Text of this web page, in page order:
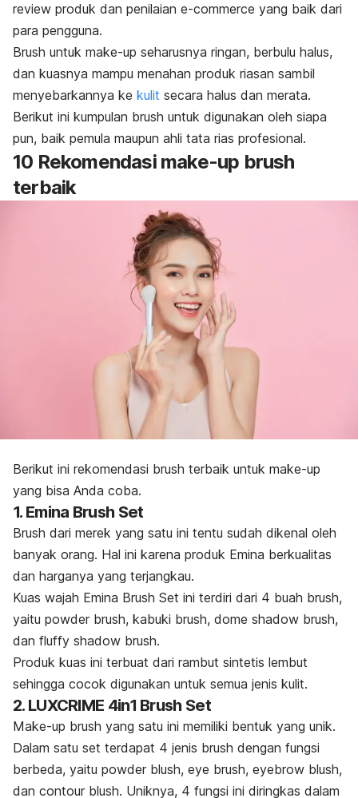
review produk dan penilaian e-commerce yang baik dari
para pengguna.
Brush untuk make-up seharusnya ringan, berbulu halus,
dan kuasnya mampu menahan produk riasan sambil
menyebarkannya ke kulit secara halus dan merata.
Berikut ini kumpulan brush untuk digunakan oleh siapa
pun, baik pemula maupun ahli tata rias profesional.
10 Rekomendasi make-up brush
terbaik
Berikut ini rekomendasi brush terbaik untuk make-up
yang bisa Anda coba.
1. Emina Brush Set
Brush dari merek yang satu ini tentu sudah dikenal oleh
banyak orang. Hal ini karena produk Emina berkualitas
dan harganya yang terjangkau.
Kuas wajah Emina Brush Set ini terdiri dari 4 buah brush,
yaitu powder brush, kabuki brush, dome shadow brush,
dan fluffy shadow brush.
Produk kuas ini terbuat dari rambut sintetis lembut
sehingga cocok digunakan untuk semua jenis kulit.
2. LUXCRIME 4in1 Brush Set
Make-up brush yang satu ini memiliki bentuk yang unik.
Dalam satu set terdapat 4 jenis brush dengan fungsi
berbeda, yaitu powder blush, eye brush, eyebrow blush,
dan contour blush. Uniknya, 4 fungsi ini diringkas dalam